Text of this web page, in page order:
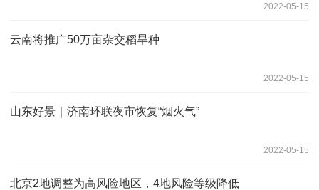
2022-05-15
云南将推广50万亩杂交稻旱种
2022-05-15
山东好景｜济南环联夜市恢复“烟火气”
2022-05-15
北京2地调整为高风险地区，4地风险等级降低